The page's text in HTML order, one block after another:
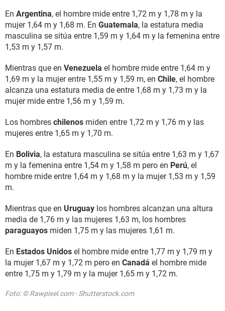
En Argentina, el hombre mide entre 1,72 m y 1,78 m y la
mujer 1,64 m y 1,68 m. En Guatemala, la estatura media
masculina se sitúa entre 1,59 m y 1,64 m y la femenina entre
1,53 m y 1,57 m.
Mientras que en Venezuela el hombre mide entre 1,64 m y
1,69 m y la mujer entre 1,55 m y 1,59 m, en Chile, el hombre
alcanza una estatura media de entre 1,68 m y 1,73 m y la
mujer mide entre 1,56 m y 1,59 m.
Los hombres chilenos miden entre 1,72 m y 1,76 m y las
mujeres entre 1,65 m y 1,70 m.
En Bolivia, la estatura masculina se sitúa entre 1,63 m y 1,67
m y la femenina entre 1,54 m y 1,58 m pero en Perú, el
hombre mide entre 1,64 m y 1,68 m y la mujer 1,53 m y 1,59
m.
Mientras que en Uruguay los hombres alcanzan una altura
media de 1,76 m y las mujeres 1,63 m, los hombres
paraguayos miden 1,75 m y las mujeres 1,61 m.
En Estados Unidos el hombre mide entre 1,77 m y 1,79 m y
la mujer 1,67 m y 1,72 m pero en Canadá el hombre mide
entre 1,75 m y 1,79 m y la mujer 1,65 m y 1,72 m.
Foto: © Rawpixel.com - Shutterstock.com